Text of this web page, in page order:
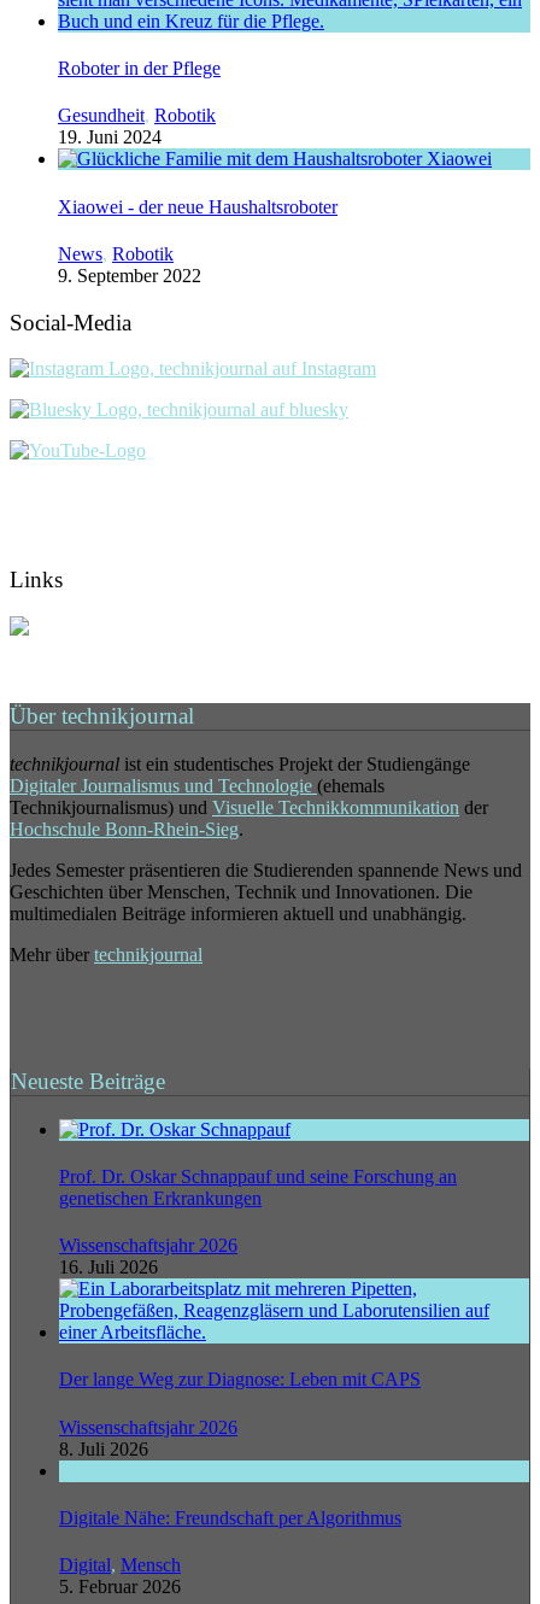
Roboter in der Pflege
Gesundheit, Robotik
19. Juni 2024
Xiaowei - der neue Haushaltsroboter
News, Robotik
9. September 2022
Social-Media
Links
Über technikjournal
technikjournal ist ein studentisches Projekt der Studiengänge
Digitaler Journalismus und Technologie (ehemals
Technikjournalismus) und Visuelle Technikkommunikation der
Hochschule Bonn-Rhein-Sieg.
Jedes Semester präsentieren die Studierenden spannende News und
Geschichten über Menschen, Technik und Innovationen. Die
multimedialen Beiträge informieren aktuell und unabhängig.
Mehr über technikjournal
Neueste Beiträge
Prof. Dr. Oskar Schnappauf und seine Forschung an
genetischen Erkrankungen
Wissenschaftsjahr 2026
16. Juli 2026
Der lange Weg zur Diagnose: Leben mit CAPS
Wissenschaftsjahr 2026
8. Juli 2026
Digitale Nähe: Freundschaft per Algorithmus
Digital, Mensch
5. Februar 2026